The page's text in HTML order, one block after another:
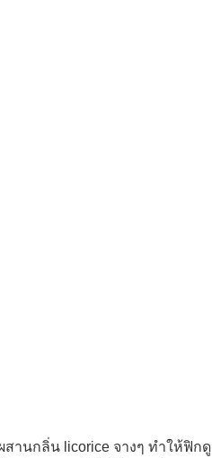
สานกลิ่น licorice จางๆ ทำให้ฟิกดู